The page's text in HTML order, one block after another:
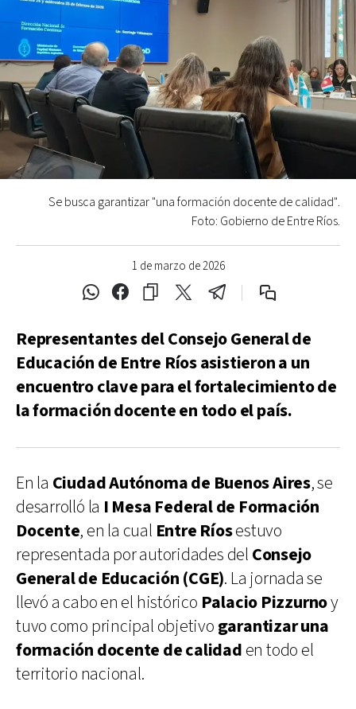
1 de marzo de 2026
Se busca garantizar "una formación docente de calidad".
Foto: Gobierno de Entre Ríos.
Representantes del Consejo General de
Educación de Entre Ríos asistieron a un
encuentro clave para el fortalecimiento de
la formación docente en todo el país.
En la Ciudad Autónoma de Buenos Aires, se
desarrolló la I Mesa Federal de Formación
Docente, en la cual Entre Ríosestuvo
representada por autoridades del Consejo
General de Educación (CGE). La jornada se
llevó a cabo en el histórico Palacio Pizzurnoy
tuvo como principal objetivo garantizar una
formación docente de calidad en todo el
territorio nacional.